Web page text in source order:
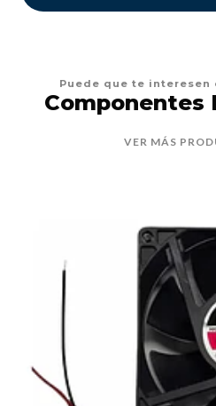
Puede que te
Componentes
VER MÁS